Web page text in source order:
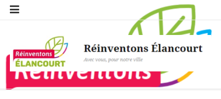
Aller
de
navigation
calendrier
Elancourt
associations
sociales
évènements
Elancourt
rendez-
l’association
Catégories
Emplacements
Étiquettes
pour
projet
de
confidentialité
sommes
à
Réinventons
de
l’association
ÉLANCOURT»
un
rendez-
une
proposition
de
fichier
Réinventons Élancourt
Avec vous, pour notre ville